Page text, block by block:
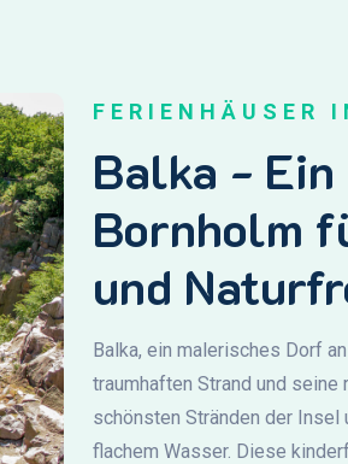
FERIENHÄUSER
Balka -
Bornholm
und
Balka, ein malerisches Dorf
traumhaften Strand und seine
schönsten Stränden der Insel
flachem Wasser. Diese